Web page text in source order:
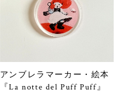
アンブレラマーカー・絵本
『La notte del Puff Puff』